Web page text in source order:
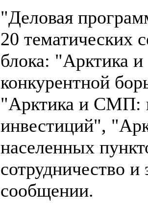
"Деловая
20 тематических
блока: "Арктика
конкурентной
"Арктика и СМП:
инвестиций",
населенных
сотрудничество и
сообщении.